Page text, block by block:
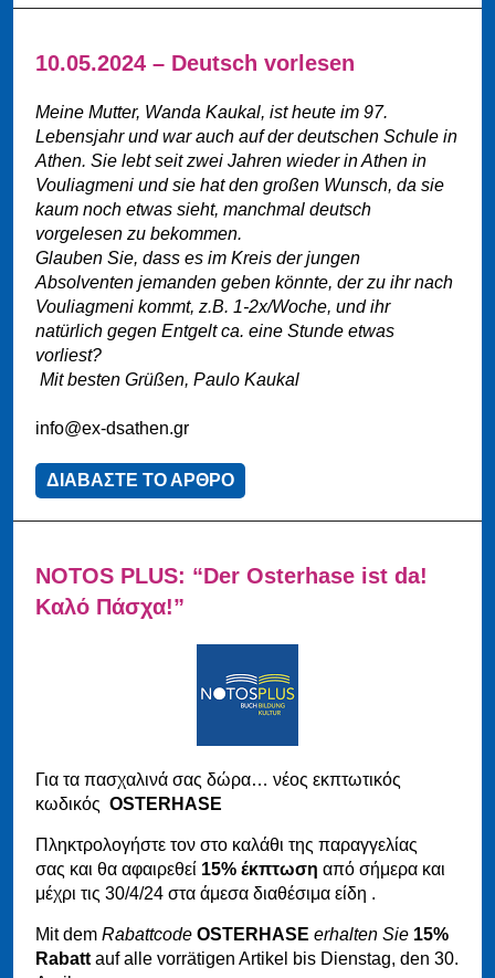
10.05.2024 – Deutsch vorlesen
Meine Mutter, Wanda Kaukal, ist heute im 97.
Lebensjahr und war auch auf der deutschen Schule in
Athen. Sie lebt seit zwei Jahren wieder in Athen in
Vouliagmeni und sie hat den großen Wunsch, da sie
kaum noch etwas sieht, manchmal deutsch
vorgelesen zu bekommen.
Glauben Sie, dass es im Kreis der jungen
Absolventen jemanden geben könnte, der zu ihr nach
Vouliagmeni kommt, z.B. 1-2x/Woche, und ihr
natürlich gegen Entgelt ca. eine Stunde etwas
vorliest?
Mit besten Grüßen, Paulo Kaukal
info@ex-dsathen.gr
ΔΙΑΒΑΣΤΕ ΤΟ ΑΡΘΡΟ
NOTOS PLUS: “Der Osterhase ist da!
Καλό Πάσχα!”
Για τα πασχαλινά σας δώρα… νέος εκπτωτικός
κωδικός OSTERHASE
Πληκτρολογήστε τον στο καλάθι της παραγγελίας
σας και θα αφαιρεθεί 15% έκπτωση από σήμερα και
μέχρι τις 30/4/24 στα άμεσα διαθέσιμα είδη .
Mit dem Rabattcode OSTERHASE erhalten Sie 15%
Rabatt auf alle vorrätigen Artikel bis Dienstag, den 30.